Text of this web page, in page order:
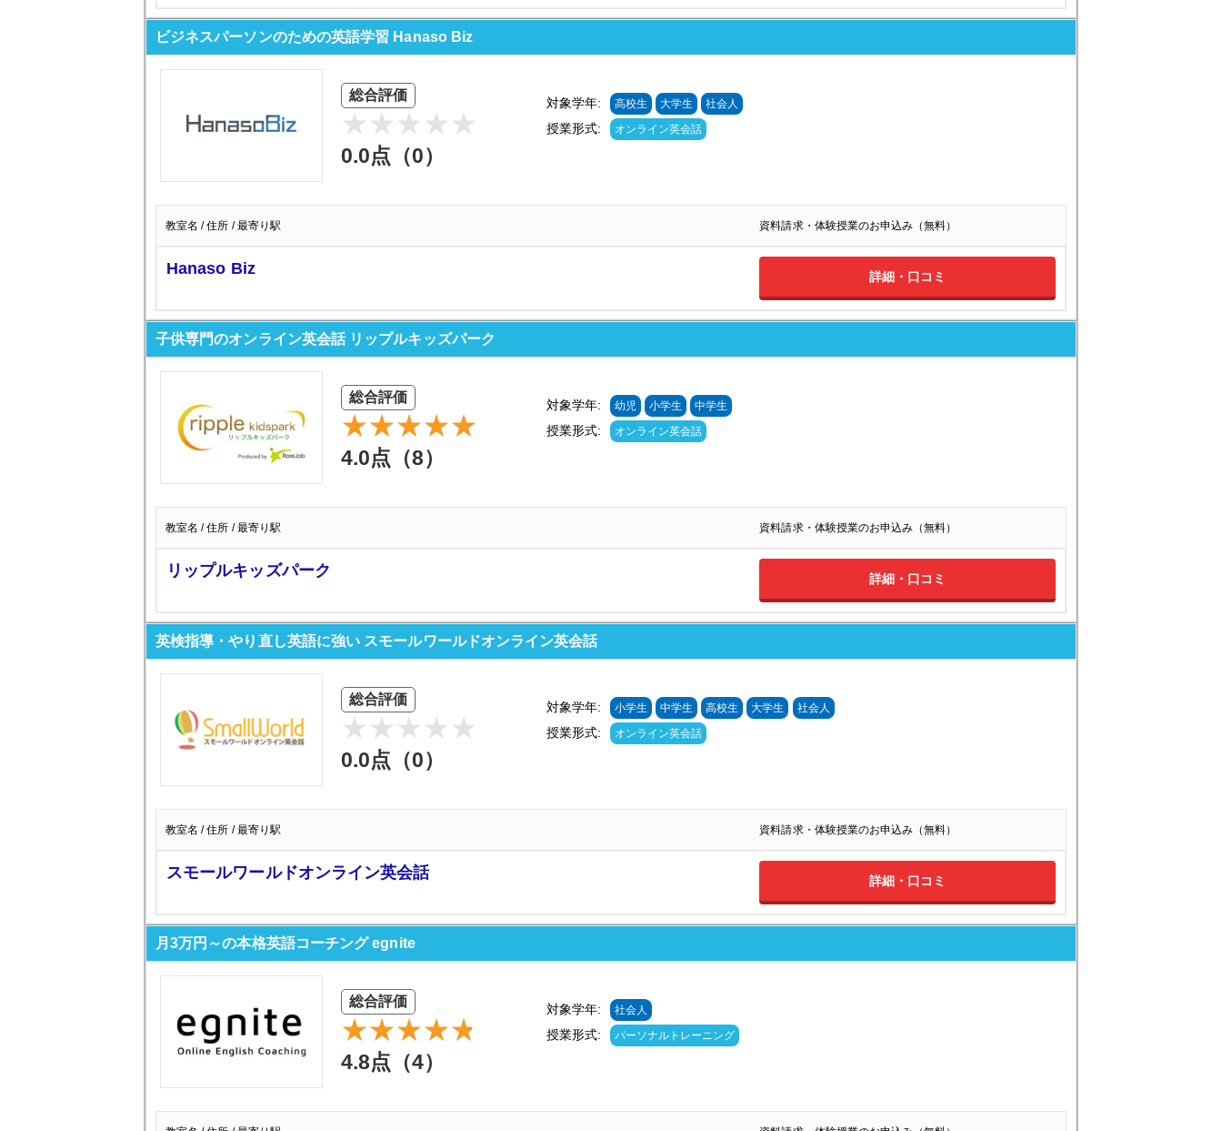
ビジネスパーソンのための英語学習 Hanaso Biz
総合評価
0.0点（0）
対象学年: 高校生 大学生 社会人
授業形式: オンライン英会話
教室名 / 住所 / 最寄り駅 資料請求・体験授業のお申込み（無料）
Hanaso Biz 詳細・口コミ
子供専門のオンライン英会話 リップルキッズパーク
総合評価
4.0点（8）
対象学年: 幼児 小学生 中学生
授業形式: オンライン英会話
教室名 / 住所 / 最寄り駅 資料請求・体験授業のお申込み（無料）
リップルキッズパーク 詳細・口コミ
英検指導・やり直し英語に強い スモールワールドオンライン英会話
総合評価
0.0点（0）
対象学年: 小学生 中学生 高校生 大学生 社会人
授業形式: オンライン英会話
教室名 / 住所 / 最寄り駅 資料請求・体験授業のお申込み（無料）
スモールワールドオンライン英会話 詳細・口コミ
月3万円～の本格英語コーチング egnite
総合評価
4.8点（4）
対象学年: 社会人
授業形式: パーソナルトレーニング